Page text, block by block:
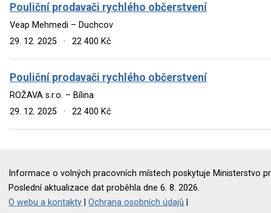
Pouliční prodavači rychlého občerstvení
Veap Mehmedi – Duchcov
29. 12. 2025
· 22 400 Kč
Pouliční prodavači rychlého občerstvení
ROŽAVA s.r.o. – Bílina
29. 12. 2025
· 22 400 Kč
Informace o volných pracovních místech poskytuje Ministerstvo
Poslední aktualizace dat proběhla dne 6. 8. 2026.
O webu a kontakty |Ochrana osobních údajů